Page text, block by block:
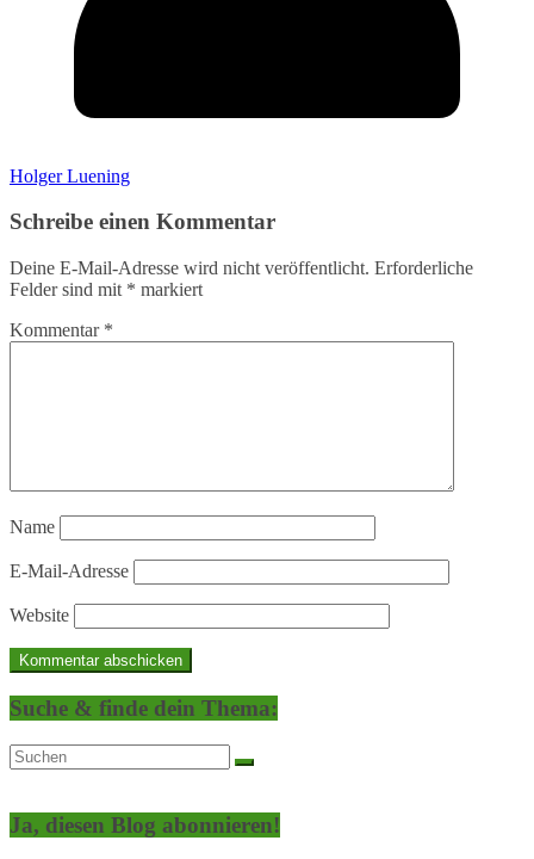
Holger Luening
Schreibe einen Kommentar
Deine E-Mail-Adresse wird nicht veröffentlicht. Erforderliche
Felder sind mit * markiert
Kommentar *
Name
E-Mail-Adresse
Website
Suche & finde dein Thema:
Ja, diesen Blog abonnieren!